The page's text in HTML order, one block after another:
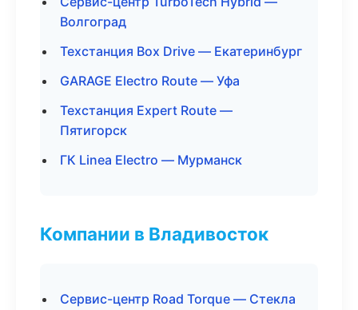
Волгоград
Техстанция Box Drive — Екатеринбург
GARAGE Electro Route — Уфа
Техстанция Expert Route —
Пятигорск
ГК Linea Electro — Мурманск
Компании в Владивосток
Сервис-центр Road Torque — Стекла